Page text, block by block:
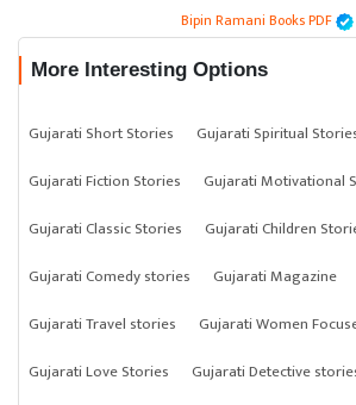
Bipin Ramani Books PDF
More Interesting Options
Gujarati Short Stories
Gujarati Spiritual
Gujarati Fiction Stories
Gujarati Motivational
Gujarati Classic Stories
Gujarati Children
Gujarati Comedy stories
Gujarati Magazine
Gujarati Travel stories
Gujarati Women
Gujarati Love Stories
Gujarati Detective